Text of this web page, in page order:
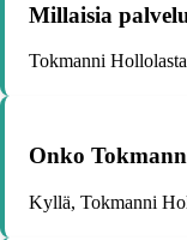
Millaisia
Tokmanni
Onko
Kyllä, Tokmanni